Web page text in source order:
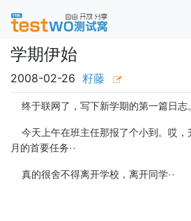
学期伊始
2008-02-26 籽藤
终于联网了，写下新学期的第一篇日志。
今天上午在班主任那报了个小到。哎，
月的首要任务··
真的很舍不得离开学校，离开同学··